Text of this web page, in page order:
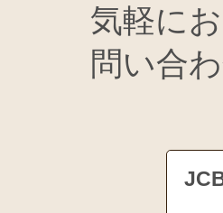
気軽に
問い合